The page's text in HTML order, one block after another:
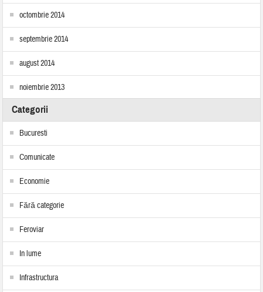
octombrie 2014
septembrie 2014
august 2014
noiembrie 2013
Categorii
Bucuresti
Comunicate
Economie
Fără categorie
Feroviar
In lume
Infrastructura